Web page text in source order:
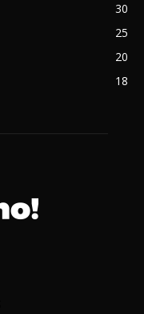
30
25
20
18